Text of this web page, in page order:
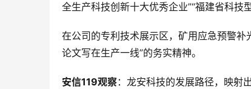
全生产科技创新十大优秀企业”“福建省科技
在公司的专利技术展示区，矿用应急预警
论文写在生产一线”的务实精神。
安信119观察：龙安科技的发展路径，映